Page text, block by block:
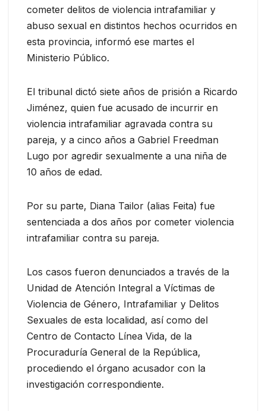
cometer delitos de violencia intrafamiliar y
abuso sexual en distintos hechos ocurridos en
esta provincia, informó ese martes el
Ministerio Público.
El tribunal dictó siete años de prisión a Ricardo
Jiménez, quien fue acusado de incurrir en
violencia intrafamiliar agravada contra su
pareja, y a cinco años a Gabriel Freedman
Lugo por agredir sexualmente a una niña de
10 años de edad.
Por su parte, Diana Tailor (alias Feita) fue
sentenciada a dos años por cometer violencia
intrafamiliar contra su pareja.
Los casos fueron denunciados a través de la
Unidad de Atención Integral a Víctimas de
Violencia de Género, Intrafamiliar y Delitos
Sexuales de esta localidad, así como del
Centro de Contacto Línea Vida, de la
Procuraduría General de la República,
procediendo el órgano acusador con la
investigación correspondiente.